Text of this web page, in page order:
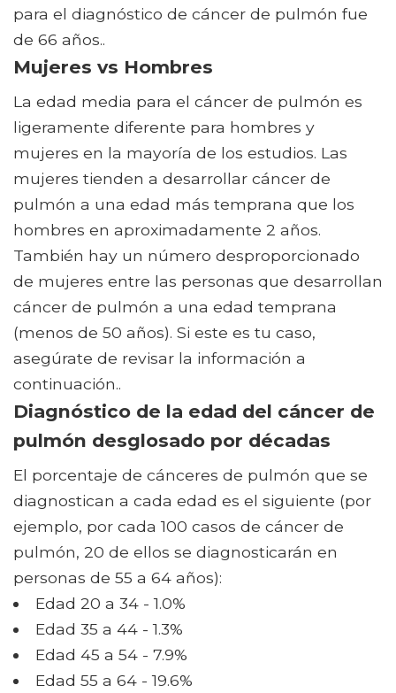
para el diagnóstico de cáncer de pulmón fue
de 66 años..
Mujeres vs Hombres
La edad media para el cáncer de pulmón es
ligeramente diferente para hombres y
mujeres en la mayoría de los estudios. Las
mujeres tienden a desarrollar cáncer de
pulmón a una edad más temprana que los
hombres en aproximadamente 2 años.
También hay un número desproporcionado
de mujeres entre las personas que desarrollan
cáncer de pulmón a una edad temprana
(menos de 50 años). Si este es tu caso,
asegúrate de revisar la información a
continuación..
Diagnóstico de la edad del cáncer de
pulmón desglosado por décadas
El porcentaje de cánceres de pulmón que se
diagnostican a cada edad es el siguiente (por
ejemplo, por cada 100 casos de cáncer de
pulmón, 20 de ellos se diagnosticarán en
personas de 55 a 64 años):
Edad 20 a 34 - 1.0%
Edad 35 a 44 - 1.3%
Edad 45 a 54 - 7.9%
Edad 55 a 64 - 19.6%